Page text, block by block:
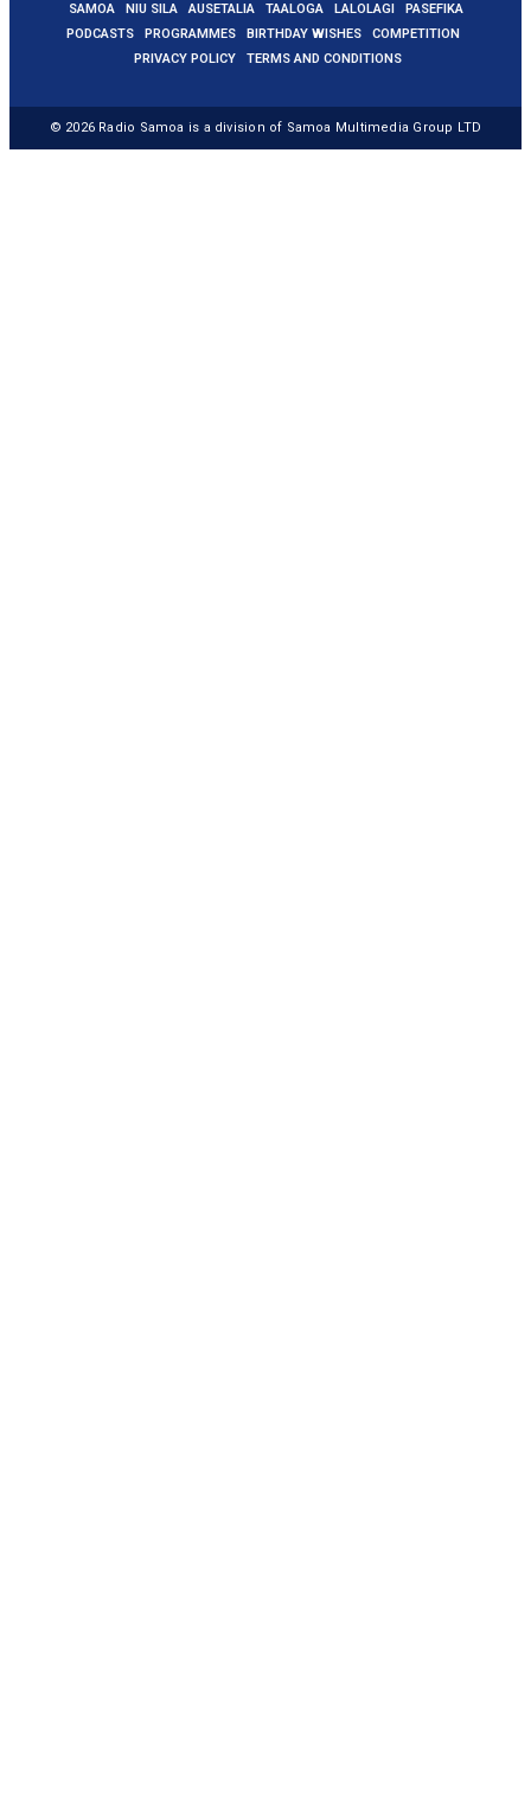
SAMOA
NIU SILA AUSETALIA TAALOGA LALOLAGI
PASEFIKA
PODCASTS
PROGRAMMES BIRTHDAY WISHES
COMPETITION
PRIVACY POLICY
TERMS AND CONDITIONS
© 2026 Radio Samoa is a division of Samoa Multimedia Group LTD